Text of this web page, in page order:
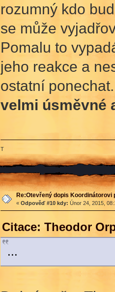
rozumný kdo
se může
Pomalu to
jeho reakce a
ostatní
velmi úsměvné
T
Re:Otevřený dopis Koordinátorovi
« Odpověď #10 kdy: Únor 24, 2015,
Citace: Theodor
...